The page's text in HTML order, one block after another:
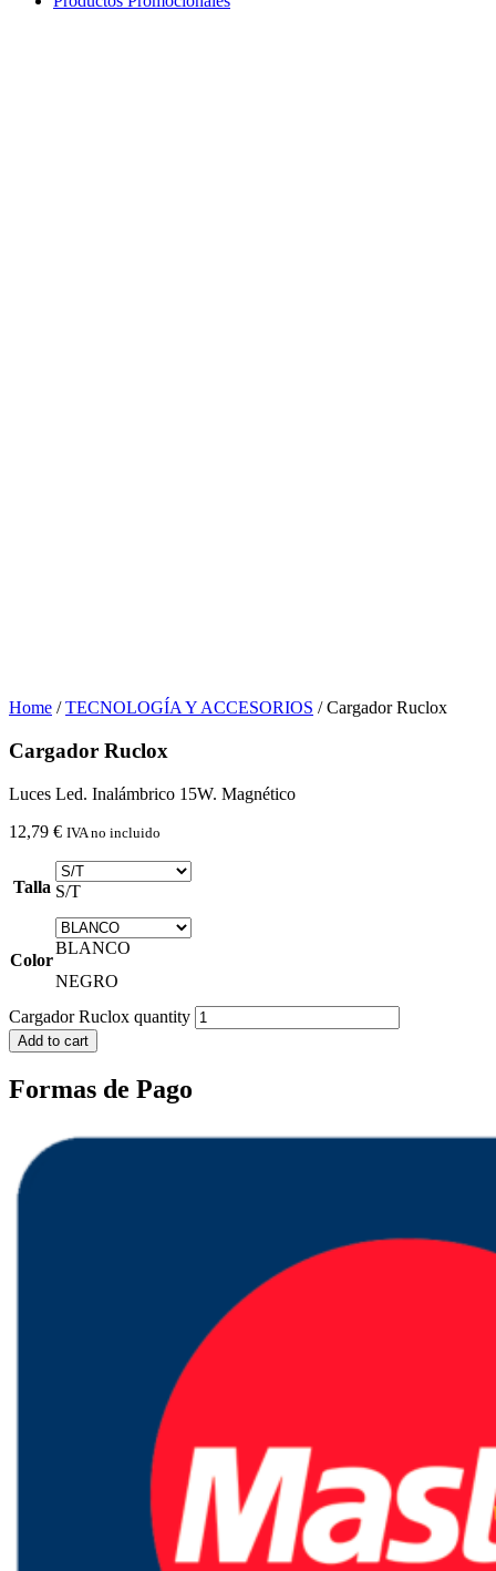
Home /TECNOLOGÍA Y ACCESORIOS / Cargador Ruclox
Cargador Ruclox
Luces Led. Inalámbrico 15W. Magnético
12,79 € IVA no incluido
Talla S/T
Color
BLANCO
NEGRO
Cargador Ruclox quantity
Add to cart
Formas de Pago